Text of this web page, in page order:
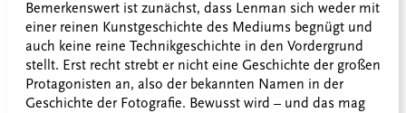
Bemerkenswert ist zunächst, dass Lenman sich weder mit
einer reinen Kunstgeschichte des Mediums begnügt und
auch keine reine Technikgeschichte in den Vordergrund
stellt. Erst recht strebt er nicht eine Geschichte der großen
Protagonisten an, also der bekannten Namen in der
Geschichte der Fotografie. Bewusst wird – und das mag